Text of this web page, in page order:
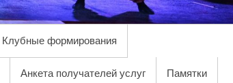
Клубные формирования
Анкета получателей услуг Памятки